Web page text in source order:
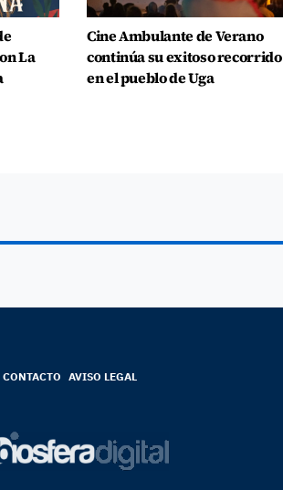
La
Cine Ambulante de Verano
continúa su exitoso recorrido
en el pueblo de Uga
CONTACTO AVISO LEGAL